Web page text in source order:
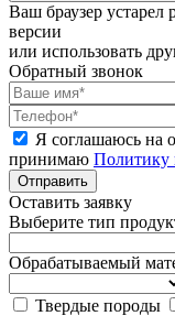
Ваш браузер устарел
версии
или использовать
Обратный звонок
Я соглашаюсь на
принимаю Политику
Отправить
Оставить заявку
Выберите тип
Обрабатываемый
Твердые породы